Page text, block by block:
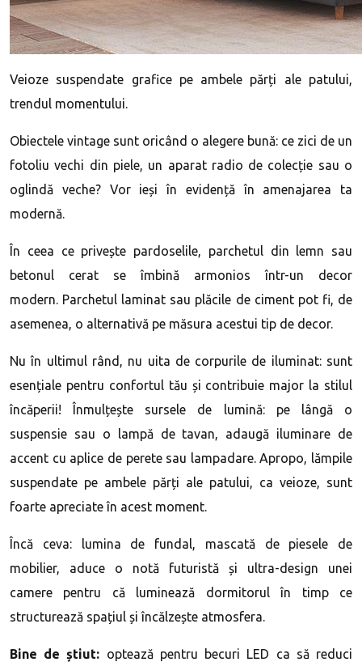
Veioze suspendate grafice pe ambele părți ale patului,
trendul momentului.
Obiectele vintage sunt oricând o alegere bună: ce zici de un
fotoliu vechi din piele, un aparat radio de colecție sau o
oglindă veche? Vor ieși în evidență în amenajarea ta
modernă.
În ceea ce privește pardoselile, parchetul din lemn sau
betonul cerat se îmbină armonios într-un decor
modern. Parchetul laminat sau plăcile de ciment pot fi, de
asemenea, o alternativă pe măsura acestui tip de decor.
Nu în ultimul rând, nu uita de corpurile de iluminat: sunt
esențiale pentru confortul tău și contribuie major la stilul
încăperii! Înmulțește sursele de lumină: pe lângă o
suspensie sau o lampă de tavan, adaugă iluminare de
accent cu aplice de perete sau lampadare. Apropo, lămpile
suspendate pe ambele părți ale patului, ca veioze, sunt
foarte apreciate în acest moment.
Încă ceva: lumina de fundal, mascată de piesele de
mobilier, aduce o notă futuristă și ultra-design unei
camere pentru că luminează dormitorul în timp ce
structurează spațiul și încălzește atmosfera.
Bine de știut: optează pentru becuri LED ca să reduci